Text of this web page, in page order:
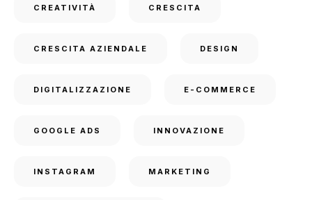
CREATIVITÀ CRESCITA
CRESCITA AZIENDALE DESIGN
DIGITALIZZAZIONE E-COMMERCE
GOOGLE ADS INNOVAZIONE
INSTAGRAM MARKETING